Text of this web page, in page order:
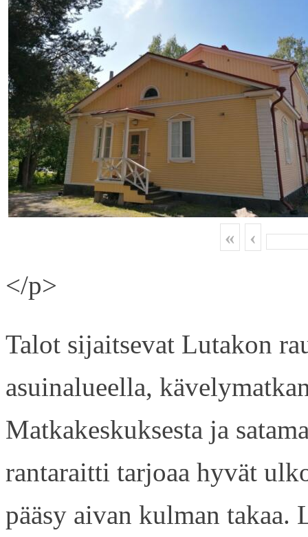
« ‹
</p>
Talot sijaitsevat Lutakon
asuinalueella,
Matkakeskuksesta ja
rantaraitti tarjoaa hyvät
pääsy aivan kulman